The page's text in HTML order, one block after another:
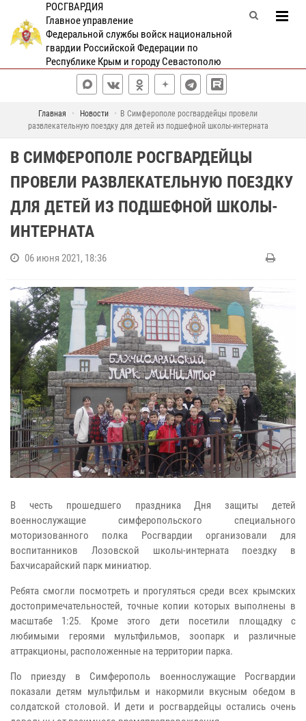
РОСГВАРДИЯ
Главное управление
Федеральной службы войск национальной
гвардии Российской Федерации по
Республике Крым и городу Севастополю
Главная Новости
В Симферополе росгвардейцы провели
развлекательную поездку для детей из подшефной школы-интерната
В СИМФЕРОПОЛЕ РОСГВАРДЕЙЦЫ
ПРОВЕЛИ РАЗВЛЕКАТЕЛЬНУЮ ПОЕЗДКУ
ДЛЯ ДЕТЕЙ ИЗ ПОДШЕФНОЙ ШКОЛЫ-
ИНТЕРНАТА
06 июня 2021, 18:36
В честь прошедшего праздника Дня защиты детей
военнослужащие симферопольского специального
моторизованного полка Росгвардии организовали для
воспитанников Лозовской школы-интерната поездку в
Бахчисарайский парк миниатюр.
Ребята смогли посмотреть и прогуляться среди всех крымских
достопримечательностей, точные копии которых выполнены в
масштабе 1:25. Кроме этого дети посетили площадку с
любимыми героями мультфильмов, зоопарк и различные
аттракционы, расположенные на территории парка.
По приезду в Симферополь военнослужащие Росгвардии
показали детям мультфильм и накормили вкусным обедом в
солдатской столовой. И дети и росгвардейцы остались очень